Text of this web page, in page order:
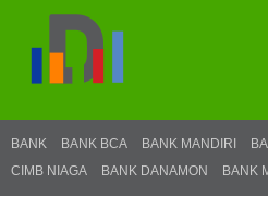
BANK BANK BCA BANK MANDIRI
CIMB NIAGA
BANK DANAMON BANK